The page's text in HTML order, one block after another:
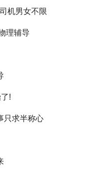
机男女不限
理辅导
!
只求半称心